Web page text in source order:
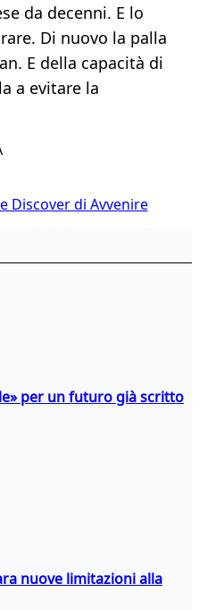
da decenni. E lo
Di nuovo la palla
E della capacità di
a evitare la
Discover di Avvenire
per un futuro già scritto
nuove limitazioni alla